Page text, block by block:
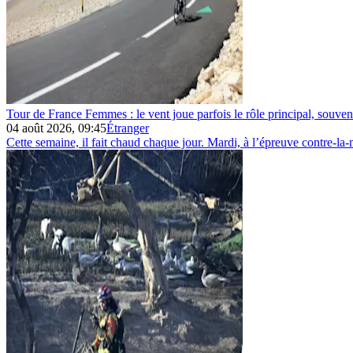
Tour de France Femmes : le vent joue parfois le rôle principal,
04 août 2026, 09:45Étranger
Cette semaine, il fait chaud chaque jour. Mardi, à l’épreuve contre-la-